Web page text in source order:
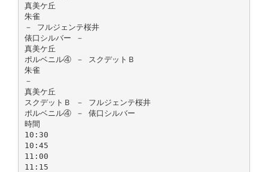
真美ケ丘
朱雀
－ フルジェンテ桜井
俵口シルバー －
真美ケ丘
ポルベニル④ － スクデットＢ
朱雀
－
真美ケ丘
スクデットＢ － フルジェンテ桜井
ポルベニル④ － 俵口シルバー
時間
10:30
10:45
11:00
11:15